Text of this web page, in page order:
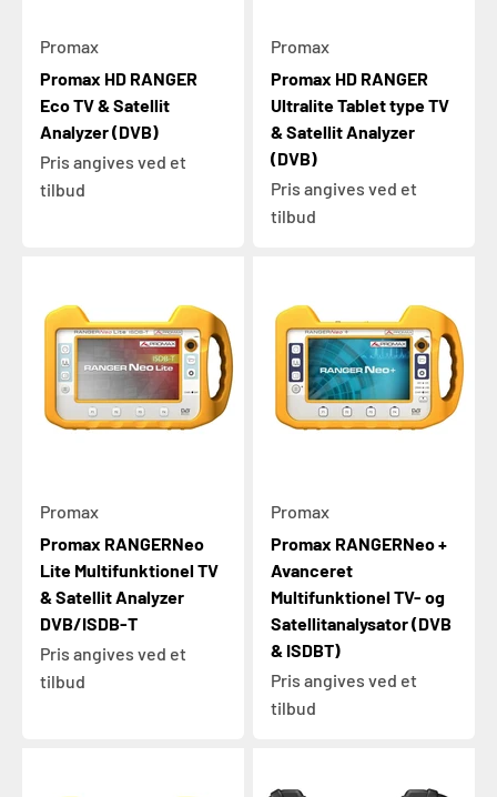
Promax
Promax HD RANGER
Eco TV & Satellit
Analyzer (DVB)
Pris angives ved et
tilbud
Promax
Promax HD RANGER
Ultralite Tablet type TV
& Satellit Analyzer
(DVB)
Pris angives ved et
tilbud
Promax
Promax RANGERNeo
Lite Multifunktionel TV
& Satellit Analyzer
DVB/ISDB-T
Pris angives ved et
tilbud
Promax
Promax RANGERNeo +
Avanceret
Multifunktionel TV- og
Satellitanalysator (DVB
& ISDBT)
Pris angives ved et
tilbud